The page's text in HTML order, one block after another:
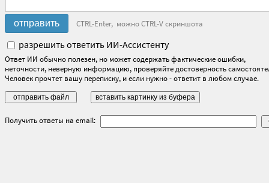
CTRL-Enter, можно CTRL-V скриншота
разрешить ответить ИИ-Ассистенту
Ответ ИИ обычно полезен, но может содержать фактические ошибки,
неточности, неверную информацию, проверяйте достоверность
Человек прочтет вашу переписку, и если нужно - ответит в любом случае.
Получить ответы на email: